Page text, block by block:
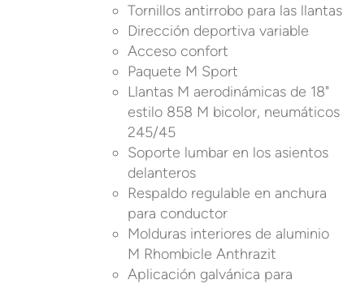
Tornillos antirrobo para las llantas
Dirección deportiva variable
Acceso confort
Paquete M Sport
Llantas M aerodinámicas de 18"
estilo 858 M bicolor, neumáticos
245/45
Soporte lumbar en los asientos
delanteros
Respaldo regulable en anchura
para conductor
Molduras interiores de aluminio
M Rhombicle Anthrazit
Aplicación galvánica para